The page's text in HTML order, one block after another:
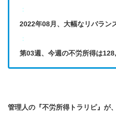
：
2022年08月、大幅なリバラン
：
第03週、今週の不労所得は
管理人の『不労所得トラリピ』が